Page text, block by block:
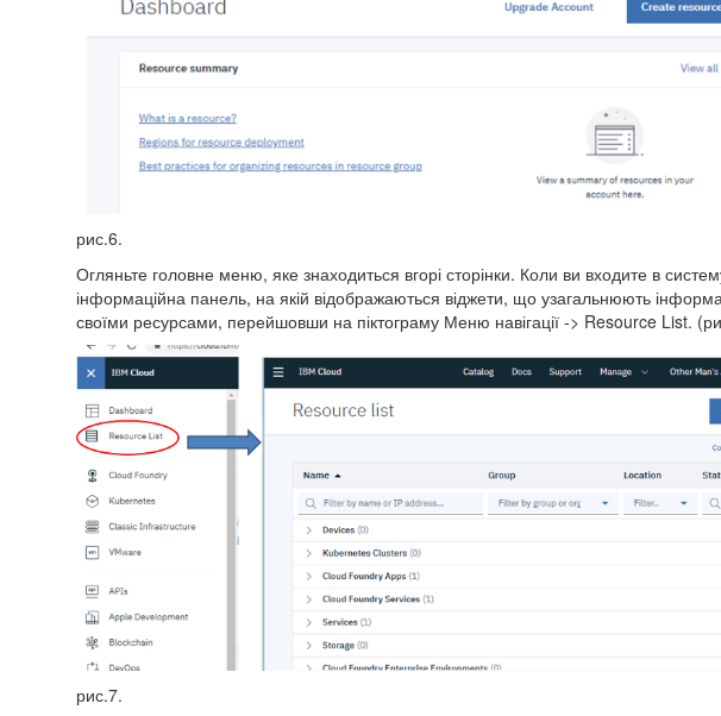
рис.6.
Огляньте головне меню, яке знаходиться вгорі сторінки. Коли ви входите в
інформаційна панель, на якій відображаються віджети, що узагальнюють
своїми ресурсами, перейшовши на піктограму Меню навігації -> Resource List.
рис.7.